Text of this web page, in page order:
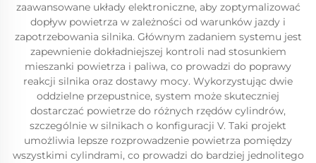
zaawansowane układy elektroniczne, aby zoptymalizować
dopływ powietrza w zależności od warunków jazdy i
zapotrzebowania silnika. Głównym zadaniem systemu jest
zapewnienie dokładniejszej kontroli nad stosunkiem
mieszanki powietrza i paliwa, co prowadzi do poprawy
reakcji silnika oraz dostawy mocy. Wykorzystując dwie
oddzielne przepustnice, system może skuteczniej
dostarczać powietrze do różnych rzędów cylindrów,
szczególnie w silnikach o konfiguracji V. Taki projekt
umożliwia lepsze rozprowadzenie powietrza pomiędzy
wszystkimi cylindrami, co prowadzi do bardziej jednolitego